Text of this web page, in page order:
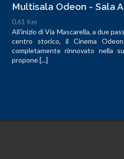
Multisala Odeon - Sala A
0,61 Km
All'inizio di Via Mascarella, a due
centro storico, il Cinema
completamente rinnovato nella
propone [...]